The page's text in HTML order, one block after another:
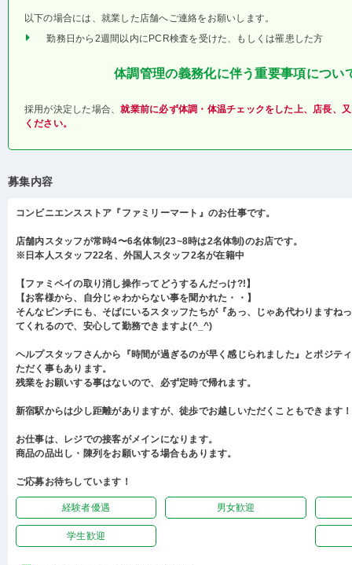
以下の場合には、就業した店舗へご連絡をお願いします。
勤務日から2週間以内にPCR検査を受けた、もしくは罹患した方
体調管理の義務化に伴う重要事項につい
採用が決定した場合、就業前に必ず体調・体温チェックをした上、店長、
ください。
募集内容
コンビニエンスストア『ファミリーマート』のお仕事です。
店舗内スタッフが常時4〜6名体制(23~8時は2名体制)のお店です。
※日本人スタッフ22名、外国人スタッフ2名が在籍中
【ファミペイの取り消し操作ってどうするんだっけ?!】
【お客様から、自分じゃわからない事を聞かれた・・】
そんなピンチにも、そばにいるスタッフたちが『あっ、じゃあ代わりますね
てくれるので、安心して勤務できますよ(^_^)
ヘルプスタッフさんから『時間が過ぎるのが早く感じられました』とポジテ
ただく事もあります。
残業をお願いする事はないので、必ず定時で帰れます。
新宿駅からは少し距離がありますが、徒歩でお越しいただくこともできます！
お仕事は、レジでの接客がメインになります。
商品の品出し・陳列をお願いする場合もあります。
ご応募お待ちしています！
経験者優遇 男女歓迎
学生歓迎